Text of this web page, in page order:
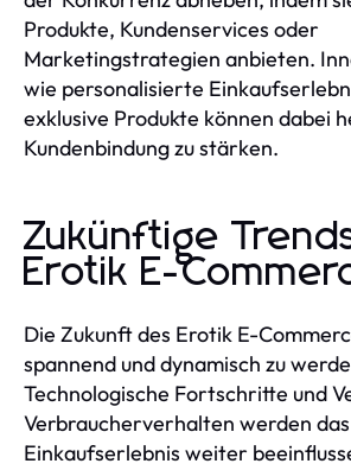
Produkte, Kundenservices oder
Marketingstrategien anbieten.
wie personalisierte
exklusive Produkte können dabei
Kundenbindung zu stärken.
Zukünftige
Erotik E-
Die Zukunft des Erotik E-
spannend und dynamisch zu
Technologische Fortschritte und
Verbraucherverhalten werden das
Einkaufserlebnis weiter